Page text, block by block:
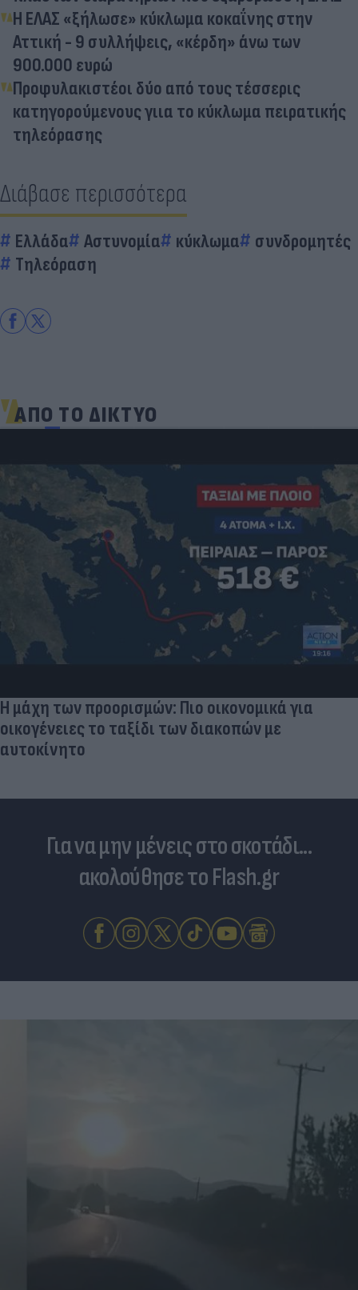
Η ΕΛΑΣ «ξήλωσε» κύκλωμα κοκαΐνης στην
Αττική - 9 συλλήψεις, «κέρδη» άνω των
900.000 ευρώ
Προφυλακιστέοι δύο από τους τέσσερις
κατηγορούμενους γιια το κύκλωμα πειρατικής
τηλεόρασης
Διάβασε περισσότερα
Ελλάδα Αστυνομία κύκλωμα
συνδρομητές
Τηλεόραση
ΑΠΟ ΤΟ ΔΙΚΤΥΟ
Η μάχη των προορισμών: Πιο οικονομικά για
οικογένειες το ταξίδι των διακοπών με
αυτοκίνητο
Για να μην μένεις στο σκοτάδι...
ακολούθησε το Flash.gr